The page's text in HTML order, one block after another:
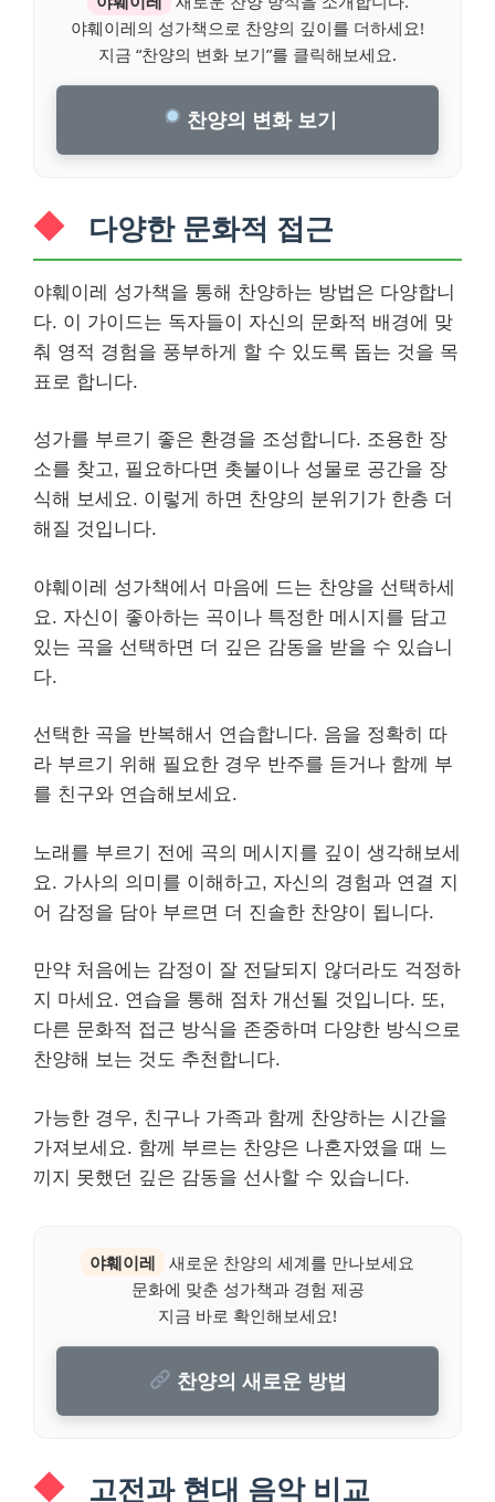
야훼이레의 성가책으로 찬양의 깊이를 더하세요!
지금 “찬양의 변화 보기”를 클릭해보세요.
찬양의 변화 보기
다양한 문화적 접근
야훼이레 성가책을 통해 찬양하는 방법은 다양합니
다. 이 가이드는 독자들이 자신의 문화적 배경에 맞
춰 영적 경험을 풍부하게 할 수 있도록 돕는 것을 목
표로 합니다.
성가를 부르기 좋은 환경을 조성합니다. 조용한 장
소를 찾고, 필요하다면 촛불이나 성물로 공간을 장
식해 보세요. 이렇게 하면 찬양의 분위기가 한층 더
해질 것입니다.
야훼이레 성가책에서 마음에 드는 찬양을 선택하세
요. 자신이 좋아하는 곡이나 특정한 메시지를 담고
있는 곡을 선택하면 더 깊은 감동을 받을 수 있습니
다.
선택한 곡을 반복해서 연습합니다. 음을 정확히 따
라 부르기 위해 필요한 경우 반주를 듣거나 함께 부
를 친구와 연습해보세요.
노래를 부르기 전에 곡의 메시지를 깊이 생각해보세
요. 가사의 의미를 이해하고, 자신의 경험과 연결 지
어 감정을 담아 부르면 더 진솔한 찬양이 됩니다.
만약 처음에는 감정이 잘 전달되지 않더라도 걱정하
지 마세요. 연습을 통해 점차 개선될 것입니다. 또,
다른 문화적 접근 방식을 존중하며 다양한 방식으로
찬양해 보는 것도 추천합니다.
가능한 경우, 친구나 가족과 함께 찬양하는 시간을
가져보세요. 함께 부르는 찬양은 나혼자였을 때 느
끼지 못했던 깊은 감동을 선사할 수 있습니다.
야훼이레
새로운 찬양의 세계를 만나보세요
문화에 맞춘 성가책과 경험 제공
지금 바로 확인해보세요!
찬양의 새로운 방법
고전과 현대 음악 비교